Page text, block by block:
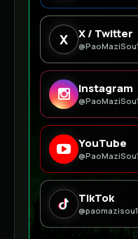
X X / Twitter
Instagram
YouTube
TikTok